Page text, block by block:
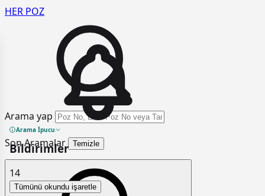
HER POZ
Arama yap
Arama İpucu
Son Aramalar Temizle
Bildirimler
14
Tümünü okundu işaretle